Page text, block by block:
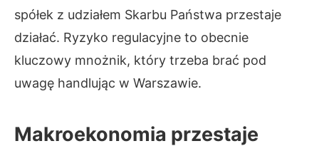
spółek z udziałem Skarbu Państwa przestaje
działać. Ryzyko regulacyjne to obecnie
kluczowy mnożnik, który trzeba brać pod
uwagę handlując w Warszawie.
Makroekonomia przestaje